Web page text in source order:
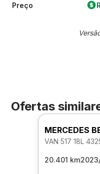
Preço
Ofertas
MERCEDES
VAN 517 18L
20.401 km